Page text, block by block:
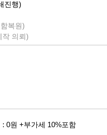
진행)
복원)
작 의뢰)
: 0원 +부가세 10%포함